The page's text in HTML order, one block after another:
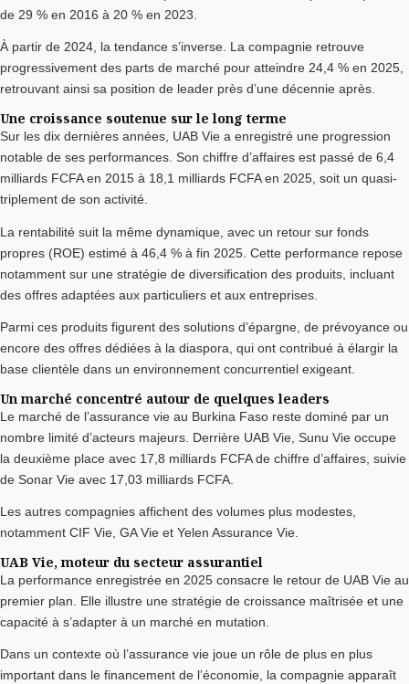
de 29 % en 2016 à 20 % en 2023.
À partir de 2024, la tendance s’inverse. La compagnie retrouve
progressivement des parts de marché pour atteindre 24,4 % en 2025,
retrouvant ainsi sa position de leader près d’une décennie après.
Une croissance soutenue sur le long terme
Sur les dix dernières années, UAB Vie a enregistré une progression
notable de ses performances. Son chiffre d’affaires est passé de 6,4
milliards FCFA en 2015 à 18,1 milliards FCFA en 2025, soit un quasi-
triplement de son activité.
La rentabilité suit la même dynamique, avec un retour sur fonds
propres (ROE) estimé à 46,4 % à fin 2025. Cette performance repose
notamment sur une stratégie de diversification des produits, incluant
des offres adaptées aux particuliers et aux entreprises.
Parmi ces produits figurent des solutions d’épargne, de prévoyance ou
encore des offres dédiées à la diaspora, qui ont contribué à élargir la
base clientèle dans un environnement concurrentiel exigeant.
Un marché concentré autour de quelques leaders
Le marché de l’assurance vie au Burkina Faso reste dominé par un
nombre limité d’acteurs majeurs. Derrière UAB Vie, Sunu Vie occupe
la deuxième place avec 17,8 milliards FCFA de chiffre d’affaires, suivie
de Sonar Vie avec 17,03 milliards FCFA.
Les autres compagnies affichent des volumes plus modestes,
notamment CIF Vie, GA Vie et Yelen Assurance Vie.
UAB Vie, moteur du secteur assurantiel
La performance enregistrée en 2025 consacre le retour de UAB Vie au
premier plan. Elle illustre une stratégie de croissance maîtrisée et une
capacité à s’adapter à un marché en mutation.
Dans un contexte où l’assurance vie joue un rôle de plus en plus
important dans le financement de l’économie, la compagnie apparaît